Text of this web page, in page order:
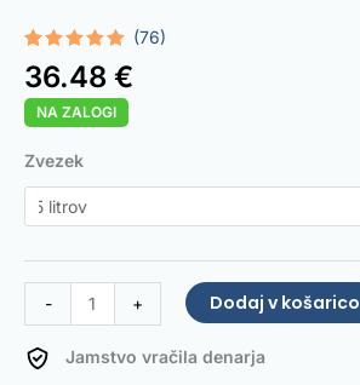
Ocenjeno z
4.88od 5
na podlagi
ocene
76
strank
(76)
36.48 €
NA ZALOGI
Zvezek
-
Facade
and
Exterior
Cleaner
+ Dodaj v košarico
Jamstvo vračila denarja